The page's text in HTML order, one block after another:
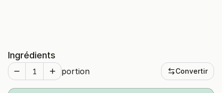
Ingrédients
portion Convertir